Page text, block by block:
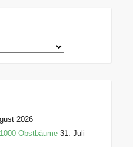
2026
Obstbäume 31. Juli